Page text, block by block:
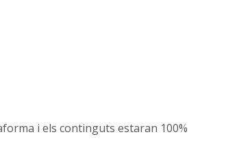
i els continguts estaran 100%